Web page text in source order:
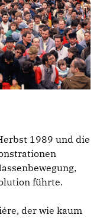
1989 und die
führte.
der wie kaum